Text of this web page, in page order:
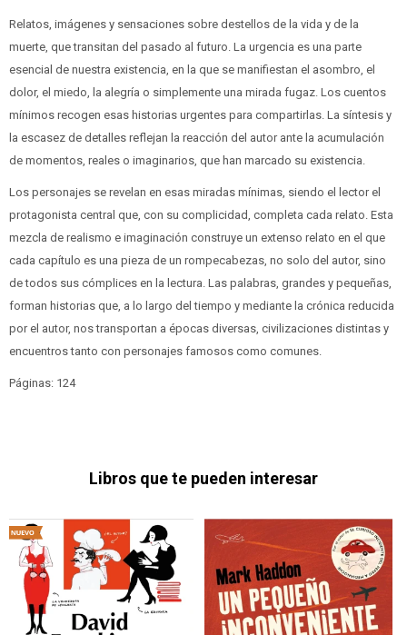
Relatos, imágenes y sensaciones sobre destellos de la vida y de la
muerte, que transitan del pasado al futuro. La urgencia es una parte
esencial de nuestra existencia, en la que se manifiestan el asombro, el
dolor, el miedo, la alegría o simplemente una mirada fugaz. Los cuentos
mínimos recogen esas historias urgentes para compartirlas. La síntesis y
la escasez de detalles reflejan la reacción del autor ante la acumulación
de momentos, reales o imaginarios, que han marcado su existencia.
Los personajes se revelan en esas miradas mínimas, siendo el lector el
protagonista central que, con su complicidad, completa cada relato. Esta
mezcla de realismo e imaginación construye un extenso relato en el que
cada capítulo es una pieza de un rompecabezas, no solo del autor, sino
de todos sus cómplices en la lectura. Las palabras, grandes y pequeñas,
forman historias que, a lo largo del tiempo y mediante la crónica reducida
por el autor, nos transportan a épocas diversas, civilizaciones distintas y
encuentros tanto con personajes famosos como comunes.
Páginas: 124
Libros que te pueden interesar